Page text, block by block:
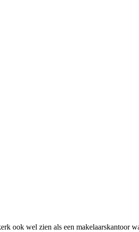
ook wel zien als een makelaarskantoor